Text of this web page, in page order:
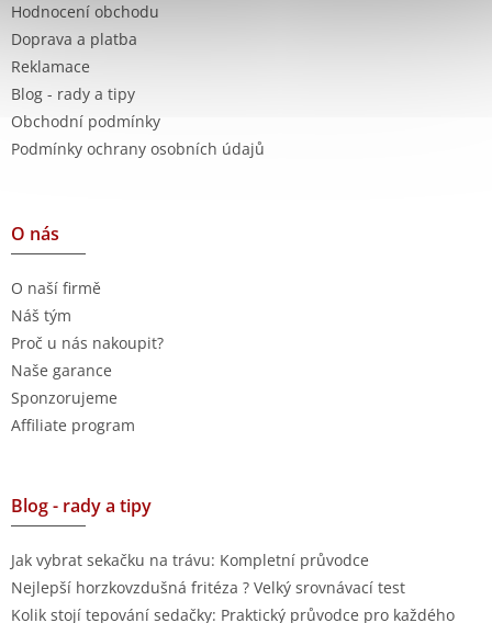
Hodnocení obchodu
Doprava a platba
Reklamace
Blog - rady a tipy
Obchodní podmínky
Podmínky ochrany osobních údajů
O nás
O naší firmě
Náš tým
Proč u nás nakoupit?
Naše garance
Sponzorujeme
Affiliate program
Blog - rady a tipy
Jak vybrat sekačku na trávu: Kompletní průvodce
Nejlepší horzkovzdušná fritéza ? Velký srovnávací test
Kolik stojí tepování sedačky: Praktický průvodce pro každého